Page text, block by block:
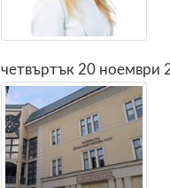
четвъртък 20 ноември